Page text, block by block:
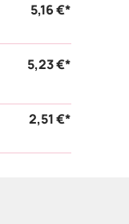
5,16 €*
5,23 €*
2,51 €*